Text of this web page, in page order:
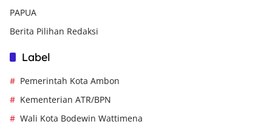
PAPUA
Berita Pilihan Redaksi
Label
Pemerintah Kota Ambon
Kementerian ATR/BPN
Wali Kota Bodewin Wattimena